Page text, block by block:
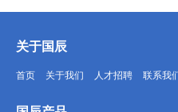
关于国辰
首页 关于我们 人才招聘 联系我